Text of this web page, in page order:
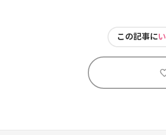
この記事に